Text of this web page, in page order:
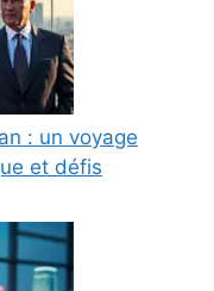
: un voyage
et défis